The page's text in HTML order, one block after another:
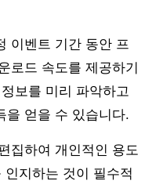
이벤트 기간 동안 프
로드 속도를 제공하기
보를 미리 파악하고
을 얻을 수 있습니다.
집하여 개인적인 용도
지하는 것이 필수적